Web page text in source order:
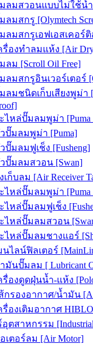
ลมสวอนแบบไม่ใช้น้ำ
ลมสกรู [Olymtech
ลมสกรูเอฟเอสเคอร์ติ
รื่องทำลมแห้ง [Air
ลม [Scroll Oil Free]
ลมสกรูอินเวอร์เตอร์
ลมชนิดเก็บเสียงพูม่า
ไหล่ปั๊มลมพูม่า [Puma
ปั๊มลมพูม่า [Puma]
ปั๊มลมฟูเช็ง [Fusheng]
ปั๊มลมสวอน [Swan]
เก็บลม [Air Receiver
ไหล่ปั๊มลมพูม่า [Puma
ไหล่ปั๊มลมฟูเช็ง
ไหล่ปั๊มลมสวอน [Swan
ไหล่ปั๊มลมชางแอร์
นไลน์ฟิลเตอร์
มันปั๊มลม [ Lubricant
รื่องดูดฝุ่นน้ำ-แห้ง
กรองอากาศ/น้ำมัน
รื่องเติมอากาศ
ตสาหกรรม
เตอร์ลม [Air Motor]